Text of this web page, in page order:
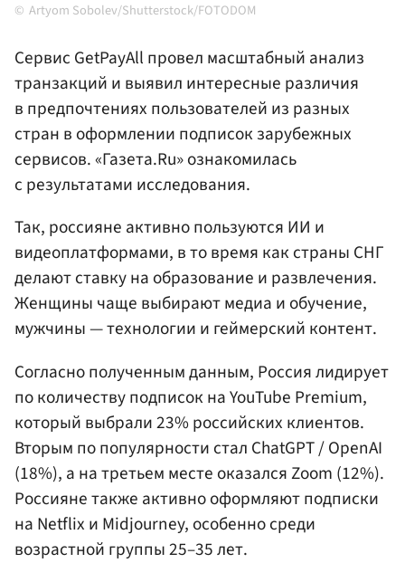
Artyom Sobolev/Shutterstock/FOTODOM
Сервис GetPayAll провел масштабный анализ
транзакций и выявил интересные различия
в предпочтениях пользователей из разных
стран в оформлении подписок зарубежных
сервисов. «Газета.Ru» ознакомилась
с результатами исследования.
Так, россияне активно пользуются ИИ и
видеоплатформами, в то время как страны СНГ
делают ставку на образование и развлечения.
Женщины чаще выбирают медиа и обучение,
мужчины — технологии и геймерский контент.
Согласно полученным данным, Россия лидирует
по количеству подписок на YouTube Premium,
который выбрали 23% российских клиентов.
Вторым по популярности стал ChatGPT / OpenAI
(18%), а на третьем месте оказался Zoom (12%).
Россияне также активно оформляют подписки
на Netflix и Midjourney, особенно среди
возрастной группы 25–35 лет.